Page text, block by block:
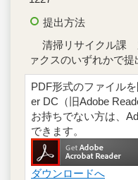
提出方法
清掃リサイクル課
ァクスのいずれかで提
PDF形式のファイル
er DC（旧Adobe
お持ちでない方は、
できます。
ダウンロードへ